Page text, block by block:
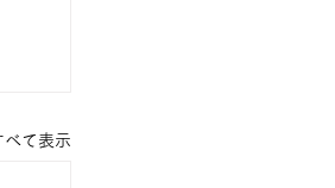
べて表示